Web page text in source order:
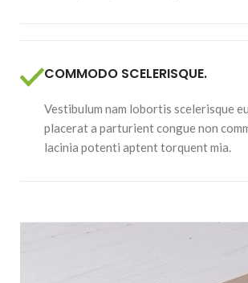
COMMODO SCELERISQUE.
Vestibulum nam lobortis scelerisque
placerat a parturient congue non
lacinia potenti aptent torquent mia.